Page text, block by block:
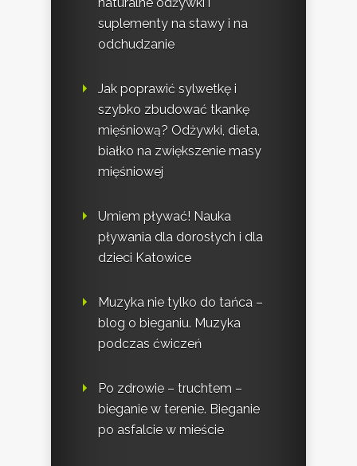
suplementy na stawy i na
odchudzanie
Jak poprawić sylwetkę i
szybko zbudować tkankę
mięśniową? Odżywki, dieta,
białko na zwiększenie masy
mięśniowej
Umiem pływać! Nauka
pływania dla dorosłych i dla
dzieci Katowice
Muzyka nie tylko do tańca –
blog o bieganiu. Muzyka
podczas ćwiczeń
Po zdrowie – truchtem –
bieganie w terenie. Bieganie
po asfalcie w mieście